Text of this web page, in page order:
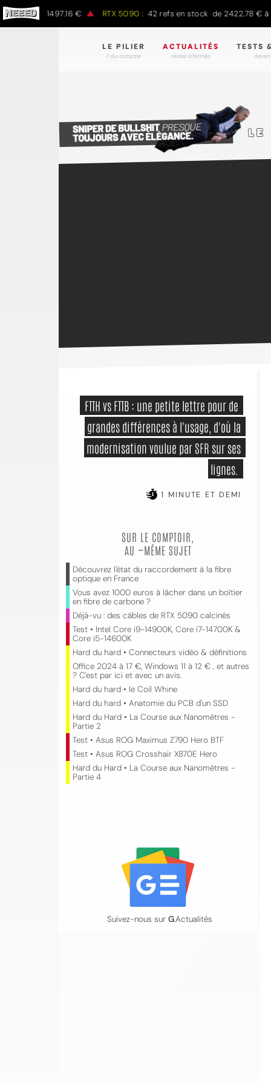
€ à 1497.16 € RTX 5090 : 42 refs en stock de 2422.78 € à
LE PILIER
// du comptoir
ACTUALITÉS
restez informés.
TESTS
grandes différences à l'usage, d'où la
modernisation voulue par SFR sur ses
lignes.
1 MINUTE ET DEMI
SUR LE COMPTOIR,
AU ~MÊME SUJET
Découvrez l'état du raccordement à la fibre
optique en France
Vous avez 1000 euros à lâcher dans un boîtier
en fibre de carbone ?
Déjà-vu : des câbles de RTX 5090 calcinés
Test • Intel Core i9-14900K, Core i7-14700K &
Core i5-14600K
Hard du hard • Connecteurs vidéo & définitions
Office 2024 à 17 €, Windows 11 à 12 € , et autres
? C'est par ici et avec un avis.
Hard du hard • le Coil Whine
Hard du hard • Anatomie du PCB d'un SSD
Hard du Hard • La Course aux Nanomètres -
Partie 2
Test • Asus ROG Maximus Z790 Hero BTF
Test • Asus ROG Crosshair X870E Hero
Hard du Hard • La Course aux Nanomètres -
Partie 4
Suivez-nous sur G.Actualités